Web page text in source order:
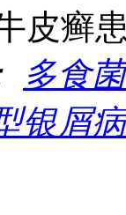
皮癣
多食
银屑